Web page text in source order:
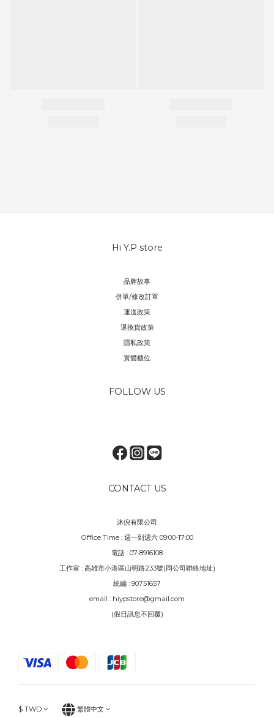
Hi Y.P store
品牌故事
併單/修改訂單
運送政策
退換貨政策
隱私政策
實體櫃位
FOLLOW US
CONTACT US
沐倪有限公司
Office Time : 週一到週六 09:00-17:00
電話 : 07-8916108
工作室 : 高雄市小港區山明路233號(同公司聯絡地址)
統編 : 90751657
email : hiypstore@gmail.com
(假日訊息不回覆)
$ TWD 繁體中文